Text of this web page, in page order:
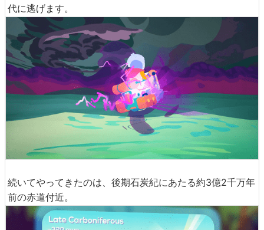
代に逃げます。
続いてやってきたのは、後期石炭紀にあたる約3億2千万年
前の赤道付近。